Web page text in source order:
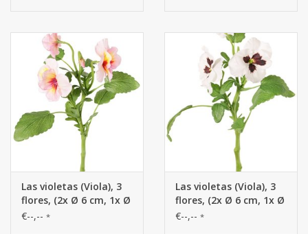
Las violetas (Viola), 3
flores, (2x Ø 6 cm, 1x Ø
4 cm), 1 capullo & 12
€--,-- *
Las violetas (Viola), 3
flores, (2x Ø 6 cm, 1x Ø
4 cm), 1 capullo & 12
€--,-- *